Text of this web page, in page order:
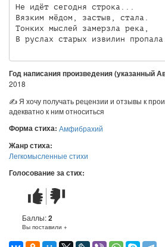
Не идёт сегодня строка...
Вязким мёдом, застыв, стала.
Тонких мыслей замерзла река,
В руслах старых извилин
Год написания произведения (указанный
2018
✍ Я хочу получать рецензии и отзывы к
адекватно к ним относиться
Форма стиха: Амфибрахий
Жанр стиха:
Легкомысленные стихи
Голосование за стих:
Стих
понравился
Стих
не
понравился
Баллы:2
Вы поставили +